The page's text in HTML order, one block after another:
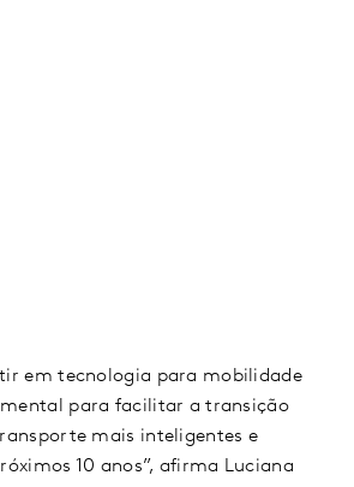
em tecnologia para mobilidade
para facilitar a transição
mais inteligentes e
10 anos”, afirma Luciana